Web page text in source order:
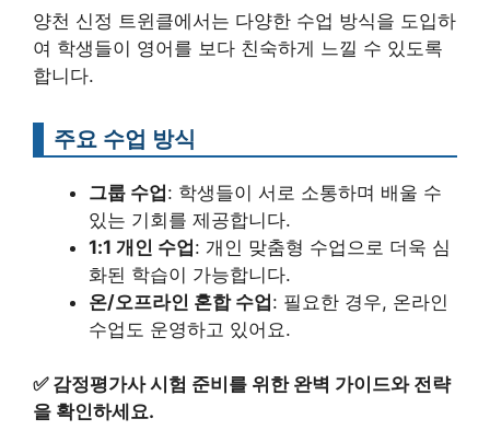
양천 신정 트윈클에서는 다양한 수업 방식을 도입하
여 학생들이 영어를 보다 친숙하게 느낄 수 있도록
합니다.
주요 수업 방식
그룹 수업: 학생들이 서로 소통하며 배울 수
있는 기회를 제공합니다.
1:1 개인 수업: 개인 맞춤형 수업으로 더욱 심
화된 학습이 가능합니다.
온/오프라인 혼합 수업: 필요한 경우, 온라인
수업도 운영하고 있어요.
✅ 감정평가사 시험 준비를 위한 완벽 가이드와 전략
을 확인하세요.